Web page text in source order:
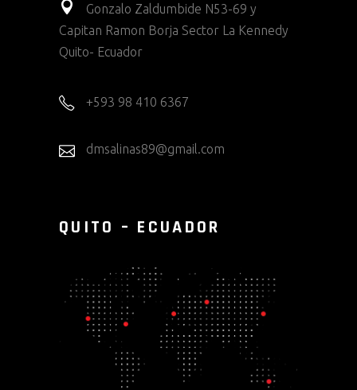
Gonzalo Zaldumbide N53-69 y
Capitan Ramon Borja Sector La Kennedy
Quito- Ecuador
+593 98 410 6367
dmsalinas89@gmail.com
QUITO – ECUADOR